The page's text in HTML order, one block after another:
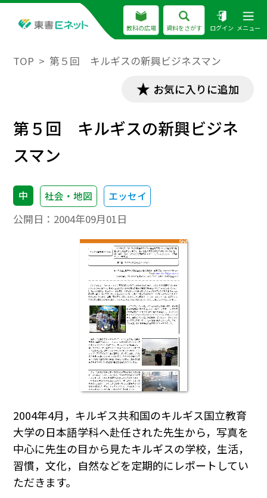
教科の広場 資料をさがす ログイン メニュー
TOP 第５回 キルギスの新興ビジネスマン
お気に入りに追加
第５回 キルギスの新興ビジネ
スマン
中 社会・地図 エッセイ
公開日： 2004年09月01日
2004年4月，キルギス共和国のキルギス国立教育
大学の日本語学科へ赴任された先生から，写真を
中心に先生の目から見たキルギスの学校，生活，
習慣，文化，自然などを定期的にレポートしてい
ただきます。